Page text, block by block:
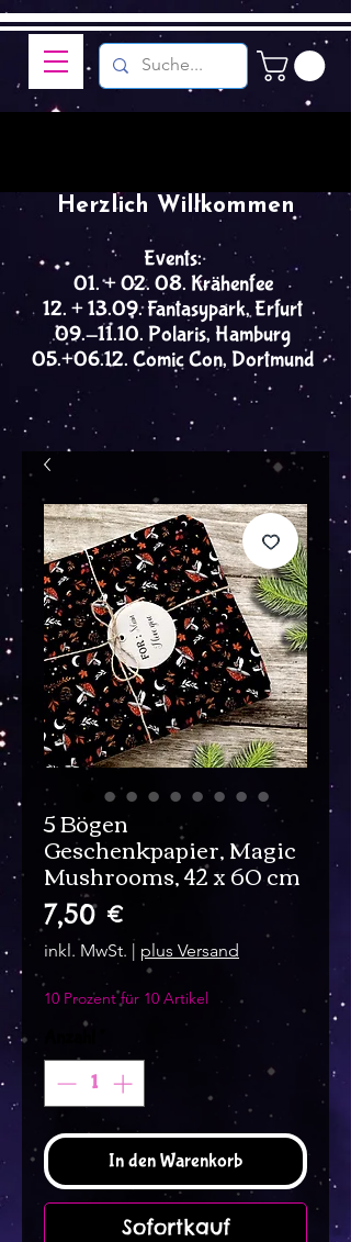
Events:
01. + 02. 08. Krähenfee
12. + 13.09. Fantasypark, Erfurt
09.-11.10. Polaris, Hamburg
05.+06.12. Comic Con, Dortmund
Herzlich Willkommen
5 Bögen
Geschenkpapier, Magic
Mushrooms, 42 x 60 cm
7,50 €Preis
inkl. MwSt. | plus Versand
10 Prozent für 10 Artikel
In den Warenkorb
Sofortkauf